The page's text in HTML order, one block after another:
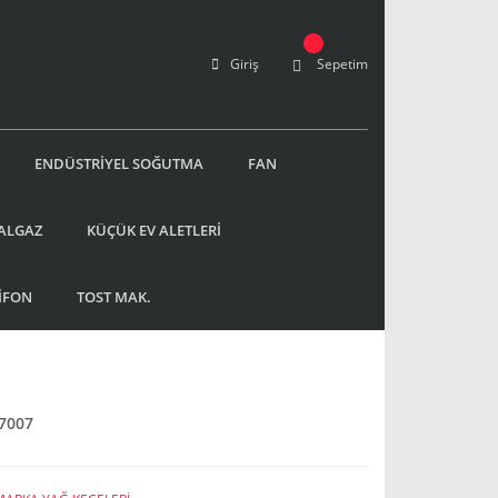
Giriş Sepetim
ENDÜSTRİYEL SOĞUTMA FAN
KÜÇÜK EV ALETLERİ
TOST MAK.